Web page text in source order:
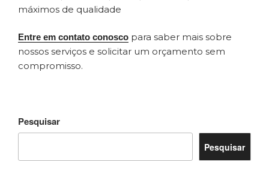
máximos de qualidade
Entre em contato conosco para saber mais sobre
nossos serviços e solicitar um orçamento sem
compromisso.
Pesquisar
Pesquisar